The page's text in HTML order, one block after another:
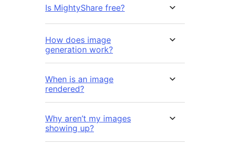
Is MightyShare free?
How does image
generation work?
When is an image
rendered?
Why aren’t my images
showing up?